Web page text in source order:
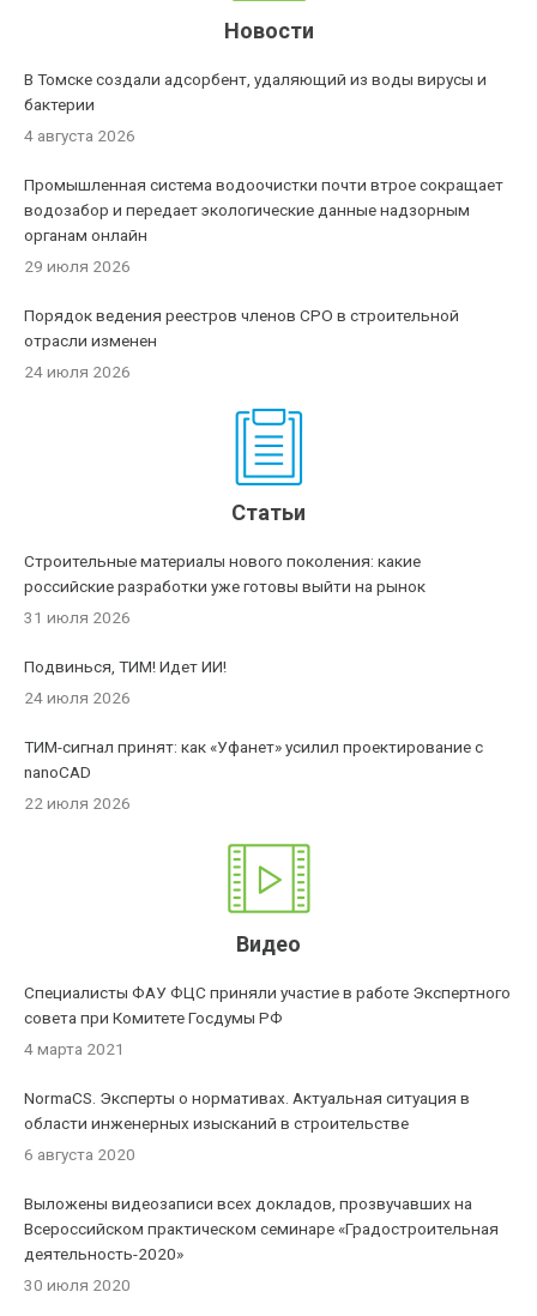
Новости
В Томске создали адсорбент, удаляющий из воды вирусы и
бактерии
4 августа 2026
Промышленная система водоочистки почти втрое сокращает
водозабор и передает экологические данные надзорным
органам онлайн
29 июля 2026
Порядок ведения реестров членов СРО в строительной
отрасли изменен
24 июля 2026
Статьи
Строительные материалы нового поколения: какие
российские разработки уже готовы выйти на рынок
31 июля 2026
Подвинься, ТИМ! Идет ИИ!
24 июля 2026
ТИМ-сигнал принят: как «Уфанет» усилил проектирование с
nanoCAD
22 июля 2026
Видео
Специалисты ФАУ ФЦС приняли участие в работе Экспертного
совета при Комитете Госдумы РФ
4 марта 2021
NormaCS. Эксперты о нормативах. Актуальная ситуация в
области инженерных изысканий в строительстве
6 августа 2020
Выложены видеозаписи всех докладов, прозвучавших на
Всероссийском практическом семинаре «Градостроительная
деятельность-2020»
30 июля 2020